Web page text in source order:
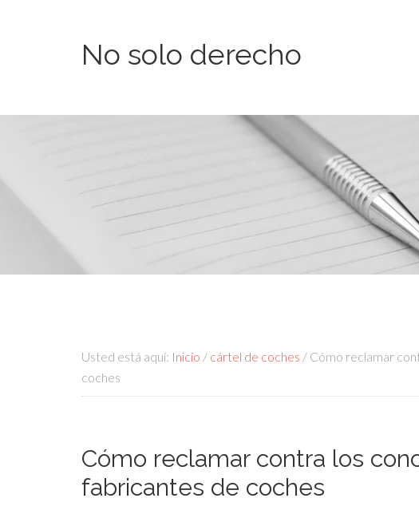
No solo derecho
Usted está aquí: Inicio / cártel de coches / Cómo reclamar
coches
Cómo reclamar contra los
fabricantes de coches